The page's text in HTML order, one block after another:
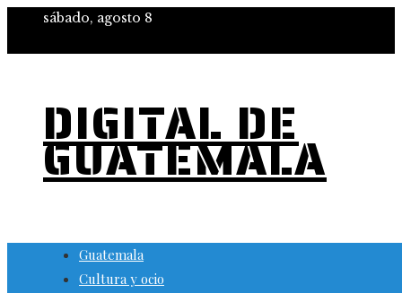
sábado, agosto 8
DIGITAL DE
GUATEMALA
Guatemala
Cultura y ocio